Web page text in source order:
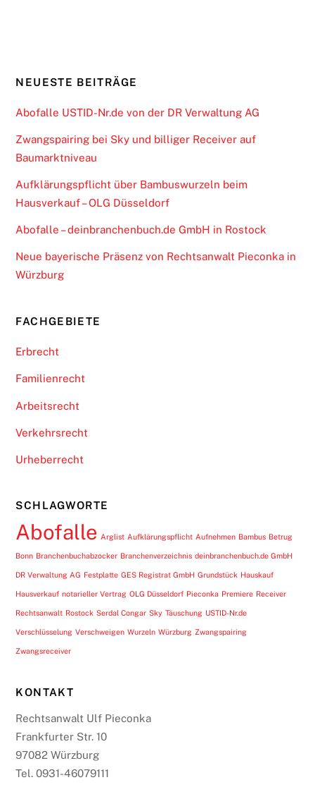
NEUESTE BEITRÄGE
Abofalle USTID-Nr.de von der DR Verwaltung AG
Zwangspairing bei Sky und billiger Receiver auf
Baumarktniveau
Aufklärungspflicht über Bambuswurzeln beim
Hausverkauf – OLG Düsseldorf
Abofalle – deinbranchenbuch.de GmbH in Rostock
Neue bayerische Präsenz von Rechtsanwalt Pieconka in
Würzburg
FACHGEBIETE
Erbrecht
Familienrecht
Arbeitsrecht
Verkehrsrecht
Urheberrecht
SCHLAGWORTE
Abofalle Arglist Aufklärungspflicht Aufnehmen Bambus Betrug
Bonn Branchenbuchabzocker Branchenverzeichnis deinbranchenbuch.de GmbH
DR Verwaltung AG Festplatte GES Registrat GmbH Grundstück Hauskauf
Hausverkauf notarieller Vertrag OLG Düsseldorf Pieconka Premiere Receiver
Rechtsanwalt Rostock Serdal Congar Sky Täuschung USTID-Nr.de
Verschlüsselung Verschweigen Wurzeln Würzburg Zwangspairing
Zwangsreceiver
KONTAKT
Rechtsanwalt Ulf Pieconka
Frankfurter Str. 10
97082 Würzburg
Tel. 0931-46079111